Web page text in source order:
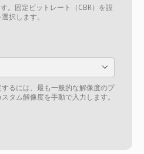
。固定ビットレート（CBR）を設
択します。
るには、最も一般的な解像度のプ
タム解像度を手動で入力します。